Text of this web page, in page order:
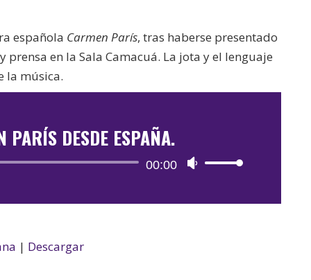
española Carmen París, tras haberse presentado
en la Sala Camacuá. La jota y el lenguaje
la música.
PARÍS DESDE ESPAÑA.
Reproductor
audio
00:00
Utiliza
teclas
| Descargar